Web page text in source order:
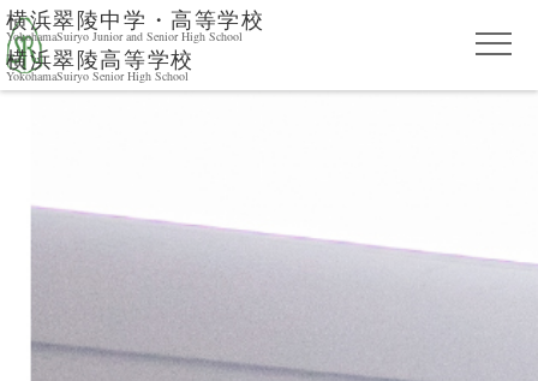
横浜翠陵中学・高等学校
YokohamaSuiryo Junior and Senior High School
横浜翠陵高等学校
YokohamaSuiryo Senior High School